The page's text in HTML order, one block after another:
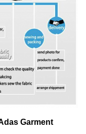
Garment